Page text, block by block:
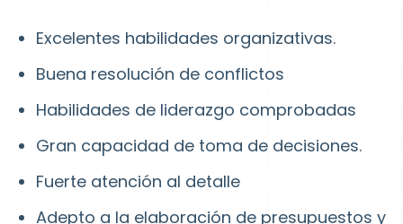
Excelentes habilidades organizativas.
Buena resolución de conflictos
Habilidades de liderazgo comprobadas
Gran capacidad de toma de decisiones.
Fuerte atención al detalle
Adepto a la elaboración de presupuestos y